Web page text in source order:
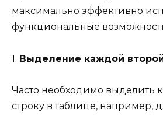
максимально эффективно
функциональные
1. Выделение каждой
Часто необходимо выделить
строку в таблице, например,